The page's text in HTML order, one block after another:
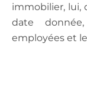
immobilier, lui,
date
employées et